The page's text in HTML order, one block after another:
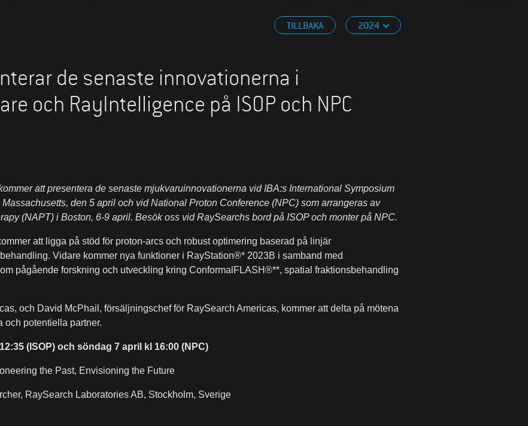
TILLBAKA 2024
de senaste innovationerna i
och RayIntelligence på ISOP och NPC
att presentera de senaste mjukvaruinnovationerna vid IBA:s International Symposium
den 5 april och vid National Proton Conference (NPC) som arrangeras av
(NAPT) i Boston, 6-9 april. Besök oss vid RaySearchs bord på ISOP och monter på NPC.
att ligga på stöd för proton-arcs och robust optimering baserad på linjär
Vidare kommer nya funktioner i RayStation®* 2023B i samband med
pågående forskning och utveckling kring ConformalFLASH®**, spatial fraktionsbehandling
och David McPhail, försäljningschef för RaySearch Americas, kommer att delta på mötena
och potentiella partner.
(ISOP) och söndag 7 april kl 16:00 (NPC)
the Past, Envisioning the Future
RaySearch Laboratories AB, Stockholm, Sverige